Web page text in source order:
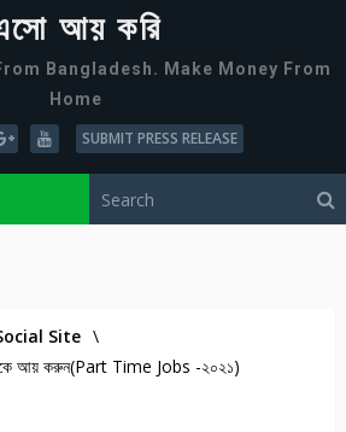
আয় করি
Bangladesh. Make Money From
Home
SUBMIT PRESS RELEASE
Site \
আয় করুন(Part Time Jobs -২০২১)